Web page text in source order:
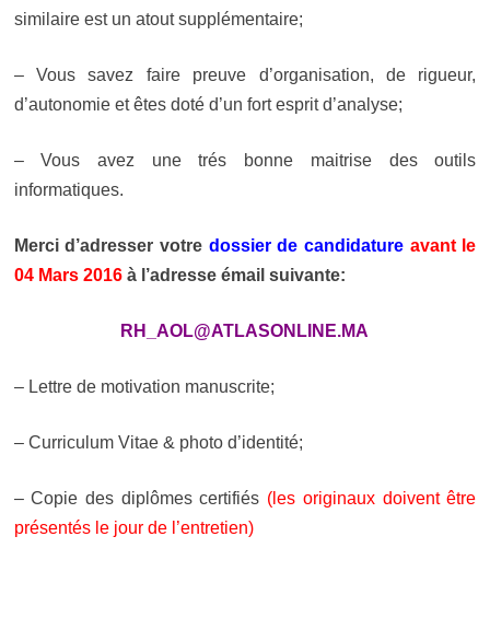
similaire est un atout supplémentaire;
– Vous savez faire preuve d’organisation, de rigueur,
d’autonomie et êtes doté d’un fort esprit d’analyse;
– Vous avez une trés bonne maitrise des outils
informatiques.
Merci d’adresser votre dossier de candidatureavant le
04 Mars 2016 à l’adresse émail suivante:
RH_AOL@ATLASONLINE.MA
– Lettre de motivation manuscrite;
– Curriculum Vitae & photo d’identité;
– Copie des diplômes certifiés (les originaux doivent être
présentés le jour de l’entretien)